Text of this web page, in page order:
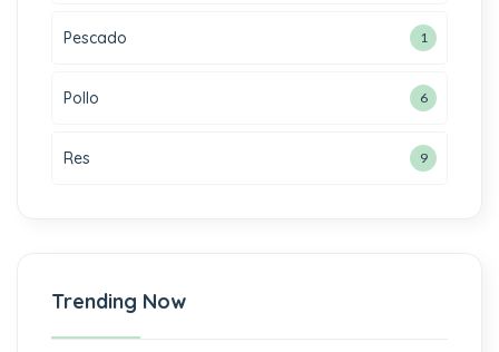
Pescado 1
Pollo 6
Res 9
Trending Now